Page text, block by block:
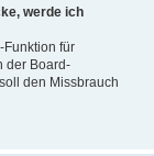
werde ich
Funktion für
der Board-
den Missbrauch